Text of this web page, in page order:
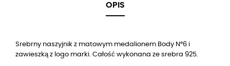
OPIS
Srebrny naszyjnik z matowym medalionem Body N°6 i
zawieszką z logo marki. Całość wykonana ze srebra 925.